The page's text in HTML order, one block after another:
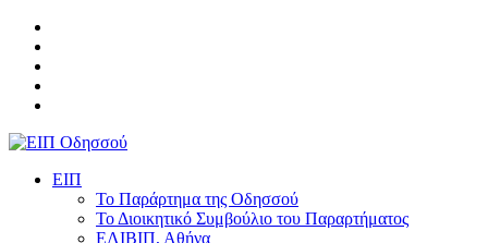
ΕΙΠ
Το Παράρτημα της Οδησσού
Το Διοικητικό Συμβούλιο του Παραρτήματος
ΕΛΙΒΙΠ, Αθήνα